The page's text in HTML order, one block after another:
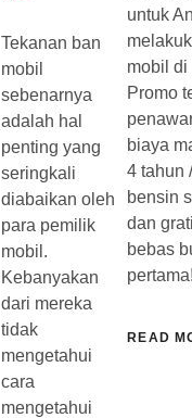
Tekanan ban
mobil
sebenarnya
adalah hal
penting yang
seringkali
diabaikan oleh
para pemilik
mobil.
Kebanyakan
dari mereka
tidak
mengetahui
cara
mengetahui
untuk
mobil di
Promo
biaya
4 tahun
bensin
dan
bebas
READ